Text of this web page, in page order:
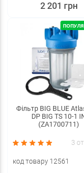
2 201 грн
Фільтр BIG BLUE
DP BIG TS 10-1
(ZA1700711)
3
код товару 12561